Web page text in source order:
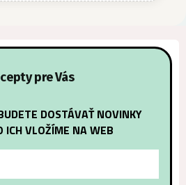
pre Vás
DOSTÁVAŤ NOVINKY
ICH VLOŽÍME NA WEB